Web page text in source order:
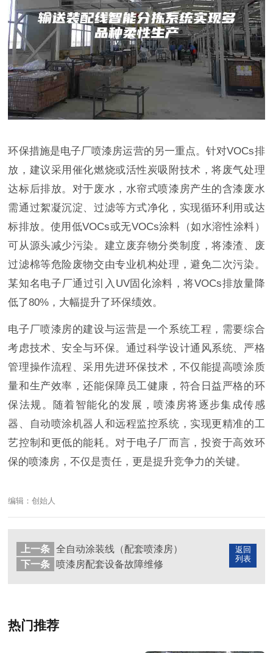
环保措施是电子厂喷漆房运营的另一重点。针对VOCs排
放，建议采用催化燃烧或活性炭吸附技术，将废气处理
达标后排放。对于废水，水帘式喷漆房产生的含漆废水
需通过絮凝沉淀、过滤等方式净化，实现循环利用或达
标排放。使用低VOCs或无VOCs涂料（如水溶性涂料）
可从源头减少污染。建立废弃物分类制度，将漆渣、废
过滤棉等危险废物交由专业机构处理，避免二次污染。
某知名电子厂通过引入UV固化涂料，将VOCs排放量降
低了80%，大幅提升了环保绩效。
电子厂喷漆房的建设与运营是一个系统工程，需要综合
考虑技术、安全与环保。通过科学设计通风系统、严格
管理操作流程、采用先进环保技术，不仅能提高喷涂质
量和生产效率，还能保障员工健康，符合日益严格的环
保法规。随着智能化的发展，喷漆房将逐步集成传感
器、自动喷涂机器人和远程监控系统，实现更精准的工
艺控制和更低的能耗。对于电子厂而言，投资于高效环
保的喷漆房，不仅是责任，更是提升竞争力的关键。
编辑：创始人
返回
列表
上一条
全自动涂装线（配套喷漆房）
下一条
喷漆房配套设备故障维修
热门推荐